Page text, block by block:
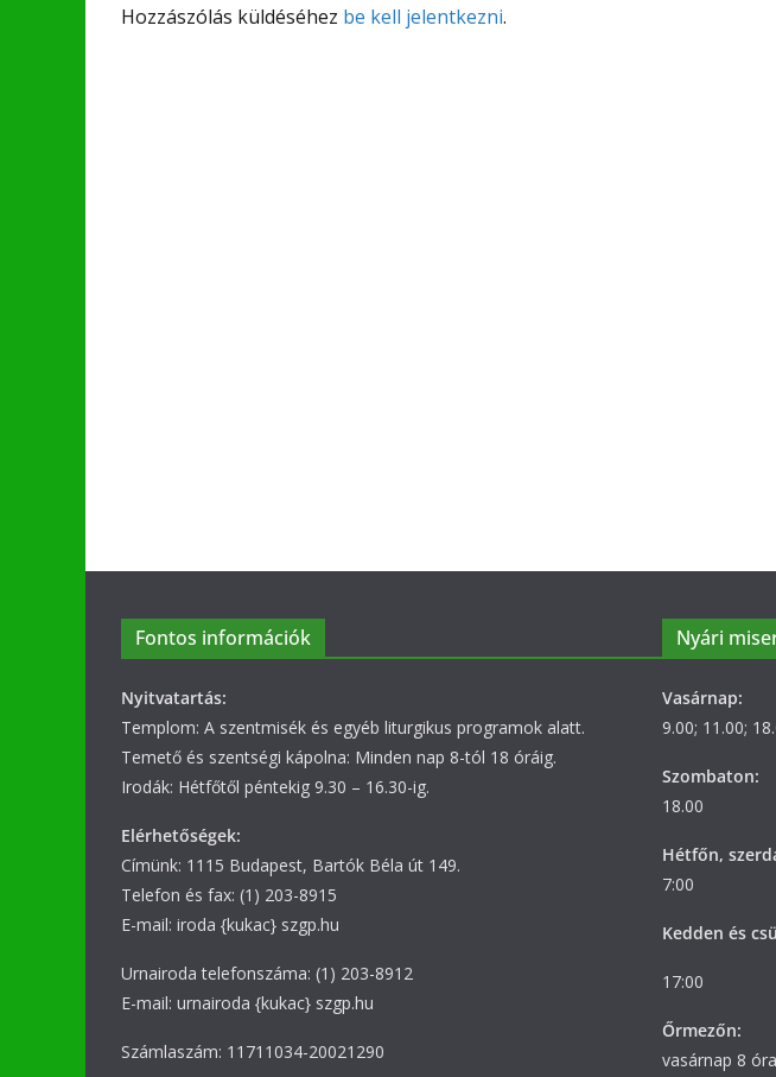
Hozzászólás küldéséhez be kell jelentkezni.
Fontos információk
Nyitvatartás:
Templom: A szentmisék és egyéb liturgikus programok alatt.
Temető és szentségi kápolna: Minden nap 8-tól 18 óráig.
Irodák: Hétfőtől péntekig 9.30 – 16.30-ig.
Elérhetőségek:
Címünk: 1115 Budapest, Bartók Béla út 149.
Telefon és fax: (1) 203-8915
E-mail: iroda {kukac} szgp.hu
Urnairoda telefonszáma: (1) 203-8912
E-mail: urnairoda {kukac} szgp.hu
Számlaszám: 11711034-20021290
Nyári
Vasárnap:
9.00; 11.00;
Szombaton:
18.00
Hétfőn,
7:00
Kedden és
17:00
Őrmezőn:
vasárnap 8